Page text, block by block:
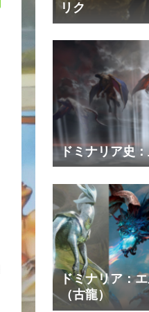
リク
ドミナリア史
ドミナリア：
（古龍）